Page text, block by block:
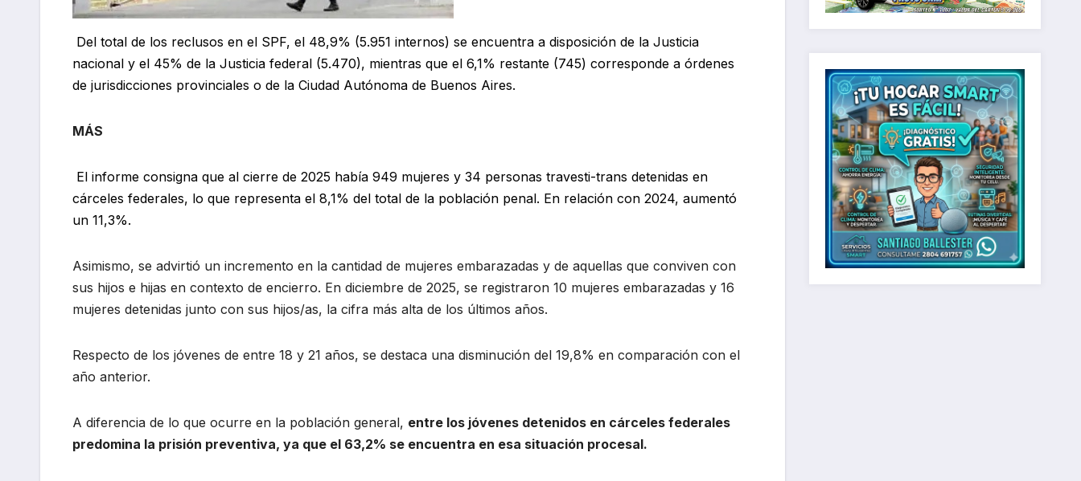
Del total de los reclusos en el SPF, el 48,9% (5.951 internos) se encuentra a disposición de la Justicia
nacional y el 45% de la Justicia federal (5.470), mientras que el 6,1% restante (745) corresponde a órdenes
de jurisdicciones provinciales o de la Ciudad Autónoma de Buenos Aires.
MÁS
El informe consigna que al cierre de 2025 había 949 mujeres y 34 personas travesti-trans detenidas en
cárceles federales, lo que representa el 8,1% del total de la población penal. En relación con 2024, aumentó
un 11,3%.
Asimismo, se advirtió un incremento en la cantidad de mujeres embarazadas y de aquellas que conviven con
sus hijos e hijas en contexto de encierro. En diciembre de 2025, se registraron 10 mujeres embarazadas y 16
mujeres detenidas junto con sus hijos/as, la cifra más alta de los últimos años.
Respecto de los jóvenes de entre 18 y 21 años, se destaca una disminución del 19,8% en comparación con el
año anterior.
A diferencia de lo que ocurre en la población general, entre los jóvenes detenidos en cárceles federales
predomina la prisión preventiva, ya que el 63,2% se encuentra en esa situación procesal.